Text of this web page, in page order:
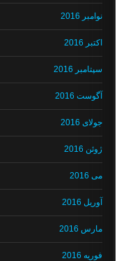
نوامبر 2016
اکتبر 2016
سپتامبر 2016
آگوست 2016
جولای 2016
ژوئن 2016
می 2016
آوریل 2016
مارس 2016
فوریه 2016